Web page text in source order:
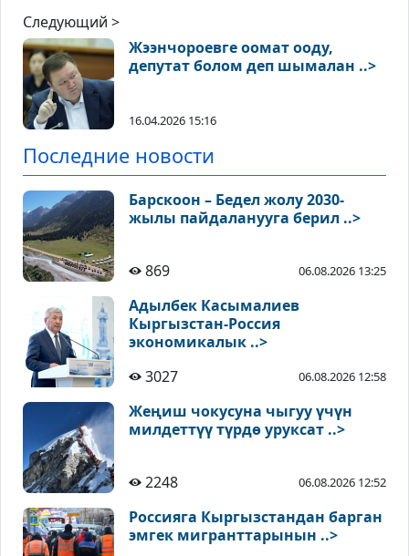
Следующий >
Жээнчороевге оомат ооду,
депутат болом деп шымалан ..>
16.04.2026 15:16
Последние новости
Барскоон – Бедел жолу 2030-
жылы пайдаланууга берил ..>
869 06.08.2026 13:25
Адылбек Касымалиев
Кыргызстан-Россия
экономикалык ..>
3027
06.08.2026 12:58
Жеңиш чокусуна чыгуу үчүн
милдеттүү түрдө уруксат ..>
2248 06.08.2026 12:52
Россияга Кыргызстандан барган
эмгек мигранттарынын ..>